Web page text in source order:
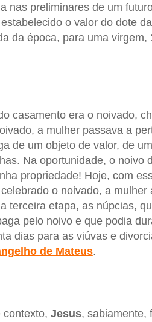
nas preliminares de um
o valor do dote
da época, para uma virgem,
casamento era o noivado,
a mulher passava a
de um objeto de valor, de
Na oportunidade, o noivo
propriedade! Hoje, com
o noivado, a
terceira etapa, as núpcias,
pelo noivo e que podia
dias para as viúvas e
de Mateus.
contexto, Jesus, sabiamente,